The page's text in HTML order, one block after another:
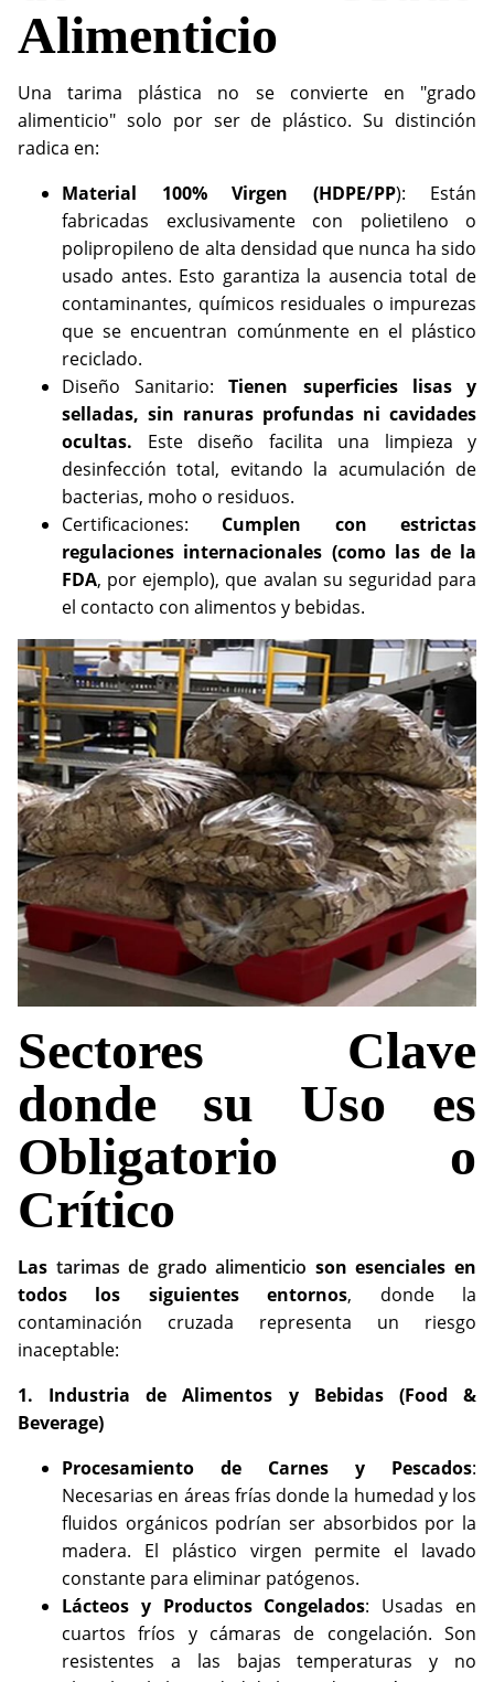
Alimenticio
Una tarima plástica no se convierte en "grado
alimenticio" solo por ser de plástico. Su distinción
radica en:
Material 100% Virgen (HDPE/PP): Están
fabricadas exclusivamente con polietileno o
polipropileno de alta densidad que nunca ha sido
usado antes. Esto garantiza la ausencia total de
contaminantes, químicos residuales o impurezas
que se encuentran comúnmente en el plástico
reciclado.
Diseño Sanitario:Tienen superficies lisas y
selladas, sin ranuras profundas ni cavidades
ocultas. Este diseño facilita una limpieza y
desinfección total, evitando la acumulación de
bacterias, moho o residuos.
Certificaciones: Cumplen con estrictas
regulaciones internacionales (como las de la
FDA, por ejemplo), que avalan su seguridad para
el contacto con alimentos y bebidas.
Sectores Clave
donde su Uso es
Obligatorio o
Crítico
Las tarimas de grado alimenticio son esenciales en
todos los siguientes entornos, donde la
contaminación cruzada representa un riesgo
inaceptable:
1. Industria de Alimentos y Bebidas (Food &
Beverage)
Procesamiento de Carnes y Pescados:
Necesarias en áreas frías donde la humedad y los
fluidos orgánicos podrían ser absorbidos por la
madera. El plástico virgen permite el lavado
constante para eliminar patógenos.
Lácteos y Productos Congelados: Usadas en
cuartos fríos y cámaras de congelación. Son
resistentes a las bajas temperaturas y no